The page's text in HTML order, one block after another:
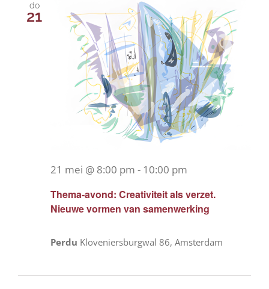
do
21
Thema-avond: Creativiteit als verzet.
Nieuwe vormen van samenwerking
21 mei @ 8:00 pm - 10:00 pm
Perdu Kloveniersburgwal 86, Amsterdam